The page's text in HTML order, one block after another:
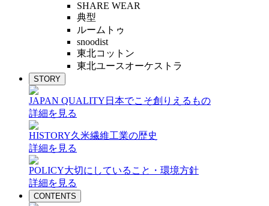
SHARE WEAR
典型
ルームトゥ
snoodist
東北コットン
東北ユースオーケストラ
STORY
JAPAN QUALITY 日本でこそ創りえるもの
詳細を見る
HISTORY久米繊維工業の歴史
詳細を見る
POLICY大切にしていること・環境方針
詳細を見る
CONTENTS